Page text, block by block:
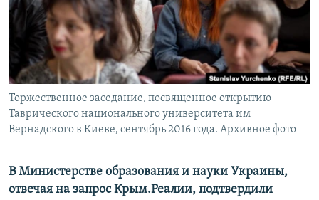
КРЫМ.НЕПОКОРЕННЫЙ
ELIFBE
УКРАИНСКАЯ ПРОБЛЕМА КРЫМА
Все сайты RFE/RL
Торжественное заседание, посвященное открытию
Таврического национального университета им
Вернадского в Киеве, сентябрь 2016 года. Архивное фото
В Министерстве образования и науки Украины,
отвечая на запрос Крым.Реалии, подтвердили